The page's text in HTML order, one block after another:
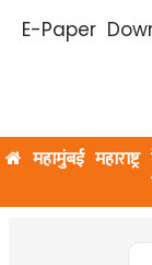
E-Paper
महामुंबई महाराष्ट्र